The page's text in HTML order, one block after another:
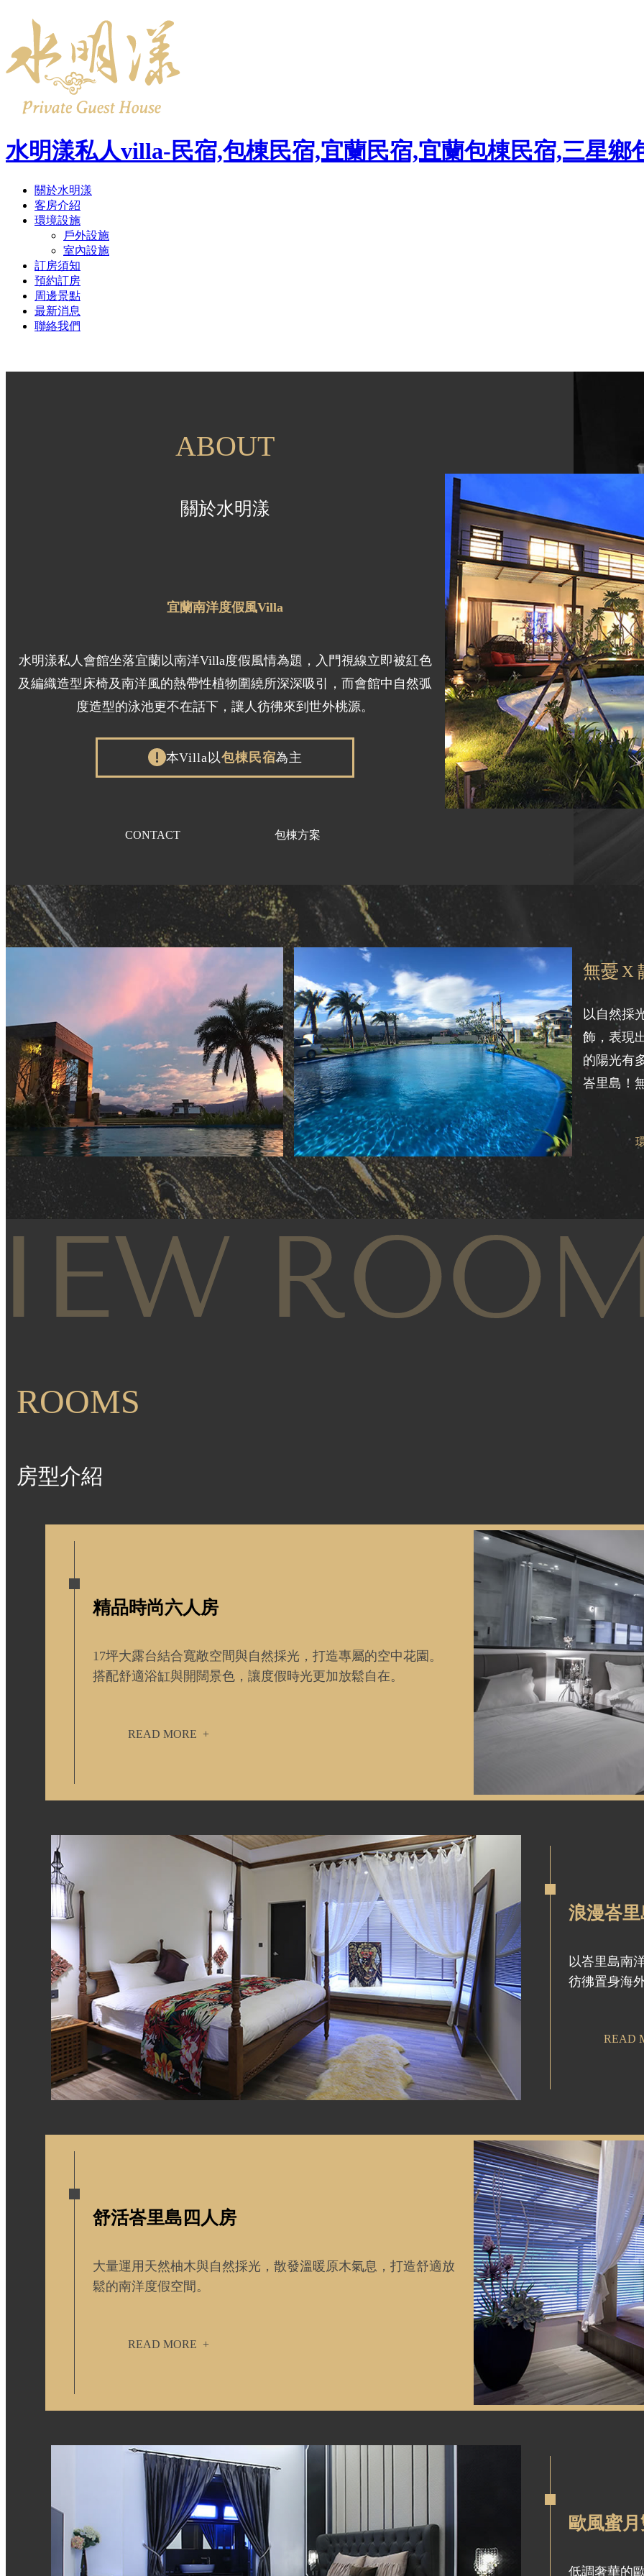
水明漾私人villa-民宿,包棟民宿,宜蘭民宿,宜蘭包棟民宿,三星鄉
關於水明漾
客房介紹
環境設施
戶外設施
室內設施
訂房須知
預約訂房
周邊景點
最新消息
聯絡我們
ABOUT
關於水明漾
宜蘭南洋度假風Villa
水明漾私人會館坐落宜蘭以南洋Villa度假風情為題，入門視線立即被紅色
及編織造型床椅及南洋風的熱帶性植物圍繞所深深吸引，而會館中自然弧
度造型的泳池更不在話下，讓人彷彿來到世外桃源。
本Villa以包棟民宿為主
CONTACT 包棟方案
無憂 X
以自然採
飾，表現
的陽光有
峇里島！
ROOMS
房型介紹
精品時尚六人房
17坪大露台結合寬敞空間與自然採光，打造專屬的空中花園。
搭配舒適浴缸與開闊景色，讓度假時光更加放鬆自在。
READ MORE +
浪漫峇
以峇里島南
彷彿置身海
READ
舒活峇里島四人房
大量運用天然柚木與自然採光，散發溫暖原木氣息，打造舒適放
鬆的南洋度假空間。
READ MORE +
歐風蜜
低調奢華的